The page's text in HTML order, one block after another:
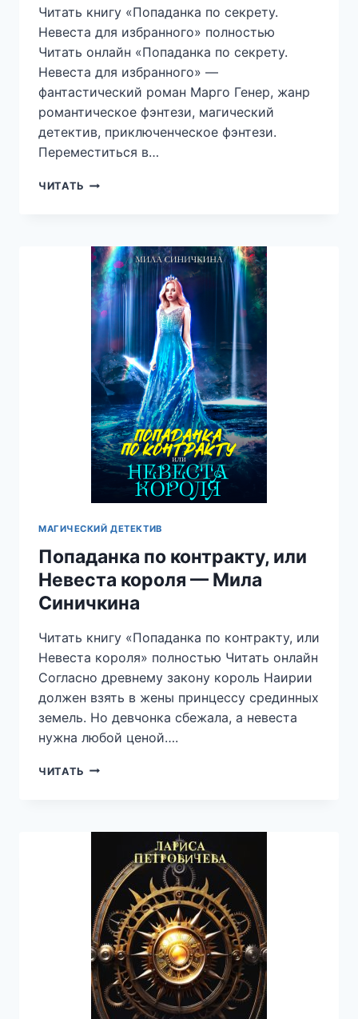
Читать книгу «Попаданка по секрету.
Невеста для избранного» полностью
Читать онлайн «Попаданка по секрету.
Невеста для избранного» —
фантастический роман Марго Генер, жанр
романтическое фэнтези, магический
детектив, приключенческое фэнтези.
Переместиться в…
ЧИТАТЬ ПОПАДАНКА
ДЛЯ
ИЗБРАННОГО
—
ИДДК
МАГИЧЕСКИЙ ДЕТЕКТИВ
Попаданка по контракту, или
Невеста короля — Мила
Синичкина
Читать книгу «Попаданка по контракту, или
Невеста короля» полностью Читать онлайн
Согласно древнему закону король Наирии
должен взять в жены принцессу срединных
земель. Но девчонка сбежала, а невеста
нужна любой ценой….
ЧИТАТЬ ПОПАДАНКА
НЕВЕСТА
МИЛА
СИНИЧКИНА